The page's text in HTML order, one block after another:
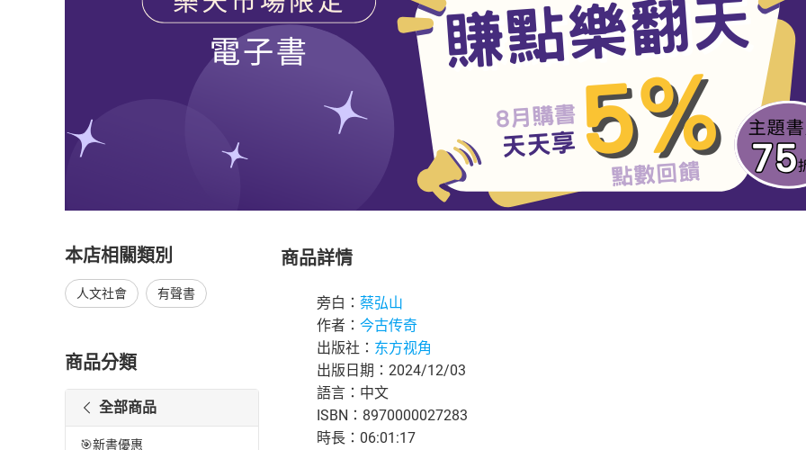
本店相關類別
人文社會 有聲書
商品分類
全部商品
🎯新書優惠
商品詳情
旁白： 蔡弘山
作者： 今古传奇
出版社： 东方视角
出版日期：2024/12/03
語言：中文
ISBN：8970000027283
時長：06:01:17